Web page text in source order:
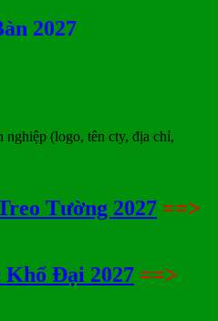
2027
(logo, tên cty, địa chỉ,
Tường 2027 ==>
Đại 2027 ==>